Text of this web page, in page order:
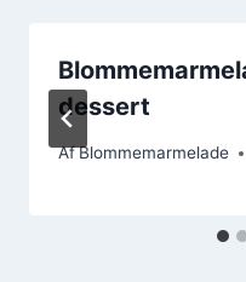
dessert
AfBlommemarmelade